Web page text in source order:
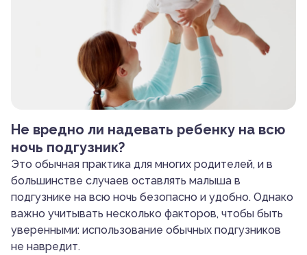
Не вредно ли надевать ребенку на всю
ночь подгузник?
Это обычная практика для многих родителей, и в
большинстве случаев оставлять малыша в
подгузнике на всю ночь безопасно и удобно. Однако
важно учитывать несколько факторов, чтобы быть
уверенными: использование обычных подгузников
не навредит.